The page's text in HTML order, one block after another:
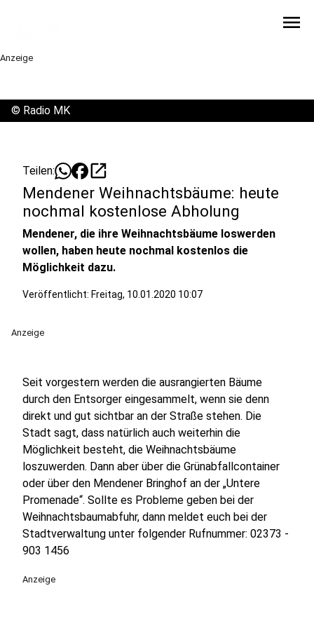
menu
Anzeige
© Radio MK
Teilen: open_in_new
Mendener Weihnachtsbäume: heute
nochmal kostenlose Abholung
Mendener, die ihre Weihnachtsbäume loswerden
wollen, haben heute nochmal kostenlos die
Möglichkeit dazu.
Veröffentlicht: Freitag, 10.01.2020 10:07
Anzeige
Seit vorgestern werden die ausrangierten Bäume
durch den Entsorger eingesammelt, wenn sie denn
direkt und gut sichtbar an der Straße stehen. Die
Stadt sagt, dass natürlich auch weiterhin die
Möglichkeit besteht, die Weihnachtsbäume
loszuwerden. Dann aber über die Grünabfallcontainer
oder über den Mendener Bringhof an der „Untere
Promenade“. Sollte es Probleme geben bei der
Weihnachtsbaumabfuhr, dann meldet euch bei der
Stadtverwaltung unter folgender Rufnummer: 02373 -
903 1456
Anzeige